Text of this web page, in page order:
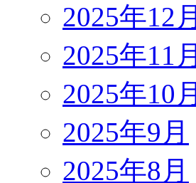
2025年12月
2025年11月
2025年10月
2025年9月
2025年8月